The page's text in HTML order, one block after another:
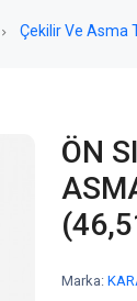
Çekilir Ve Asma
ÖN
Marka: